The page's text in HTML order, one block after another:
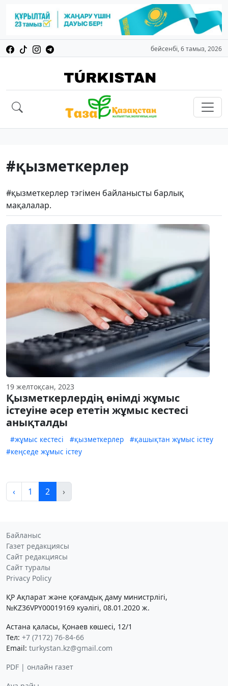
бейсенбі, 6 тамыз, 2026
#қызметкерлер
#қызметкерлер тэгімен байланысты барлық
мақалалар.
19 желтоқсан, 2023
Қызметкерлердің өнімді жұмыс
істеуіне әсер ететін жұмыс кестесі
анықталды
#жұмыс кестесі #қызметкерлер
#қашықтан жұмыс істеу
#кеңседе жұмыс істеу
‹ 1 2 ›
Байланыс
Газет редакциясы
Сайт редакциясы
Сайт туралы
Privacy Policy
ҚР Ақпарат және қоғамдық даму министрлігі,
№KZ36VPY00019169 куәлігі, 08.01.2020 ж.
Астана қаласы, Қонаев көшесі, 12/1
Тел: +7 (7172) 76-84-66
Email: turkystan.kz@gmail.com
PDF | онлайн газет